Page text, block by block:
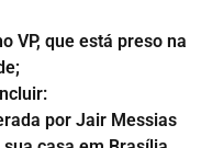
VP, que está preso na
por Jair Messias